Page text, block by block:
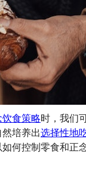
饮食策略时，我们
培养出选择性地
何控制零食和正